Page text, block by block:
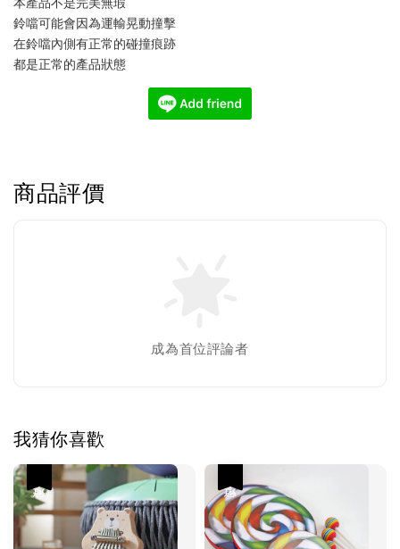
鈴噹可能會因為運輸晃動撞擊
在鈴噹內側有正常的碰撞痕跡
都是正常的產品狀態
商品評價
成為首位評論者
我猜你喜歡